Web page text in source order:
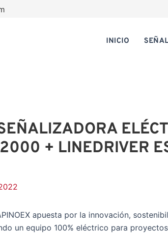
INICIO
+ LINEDRIVER
apuesta por la innovación,
un equipo 100% eléctrico para